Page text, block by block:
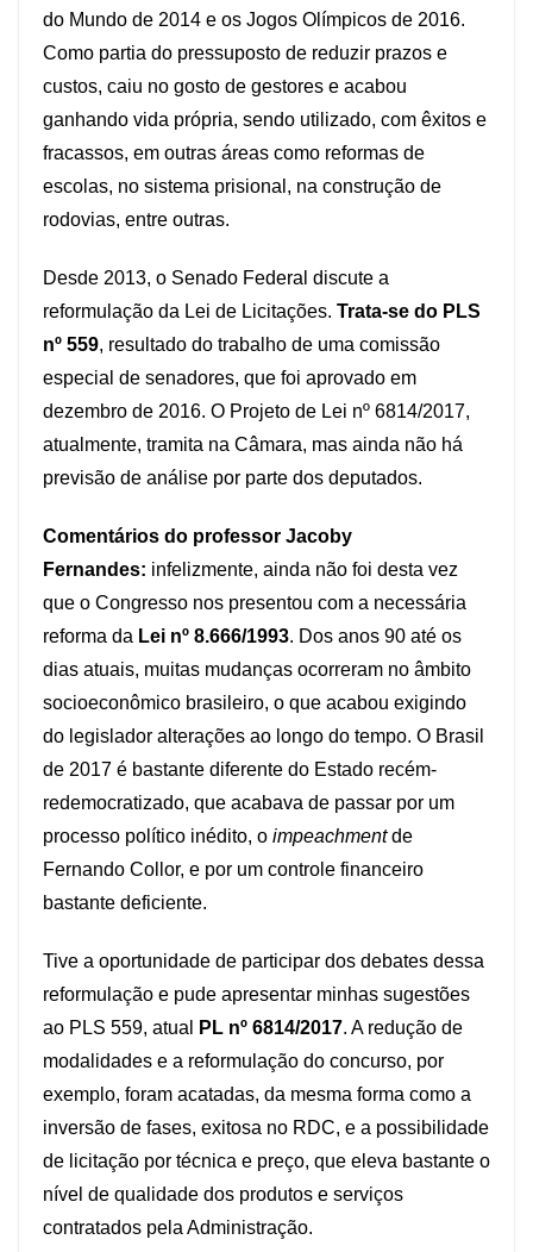
do Mundo de 2014 e os Jogos Olímpicos de 2016.
Como partia do pressuposto de reduzir prazos e
custos, caiu no gosto de gestores e acabou
ganhando vida própria, sendo utilizado, com êxitos e
fracassos, em outras áreas como reformas de
escolas, no sistema prisional, na construção de
rodovias, entre outras.
Desde 2013, o Senado Federal discute a
reformulação da Lei de Licitações. Trata-se do PLS
nº 559, resultado do trabalho de uma comissão
especial de senadores, que foi aprovado em
dezembro de 2016. O Projeto de Lei nº 6814/2017,
atualmente, tramita na Câmara, mas ainda não há
previsão de análise por parte dos deputados.
Comentários do professor Jacoby
Fernandes: infelizmente, ainda não foi desta vez
que o Congresso nos presentou com a necessária
reforma da Lei nº 8.666/1993. Dos anos 90 até os
dias atuais, muitas mudanças ocorreram no âmbito
socioeconômico brasileiro, o que acabou exigindo
do legislador alterações ao longo do tempo. O Brasil
de 2017 é bastante diferente do Estado recém-
redemocratizado, que acabava de passar por um
processo político inédito, o impeachmentde
Fernando Collor, e por um controle financeiro
bastante deficiente.
Tive a oportunidade de participar dos debates dessa
reformulação e pude apresentar minhas sugestões
ao PLS 559, atual
PL nº 6814/2017. A redução de
modalidades e a reformulação do concurso, por
exemplo, foram acatadas, da mesma forma como a
inversão de fases, exitosa no RDC, e a possibilidade
de licitação por técnica e preço, que eleva bastante o
nível de qualidade dos produtos e serviços
contratados pela Administração.